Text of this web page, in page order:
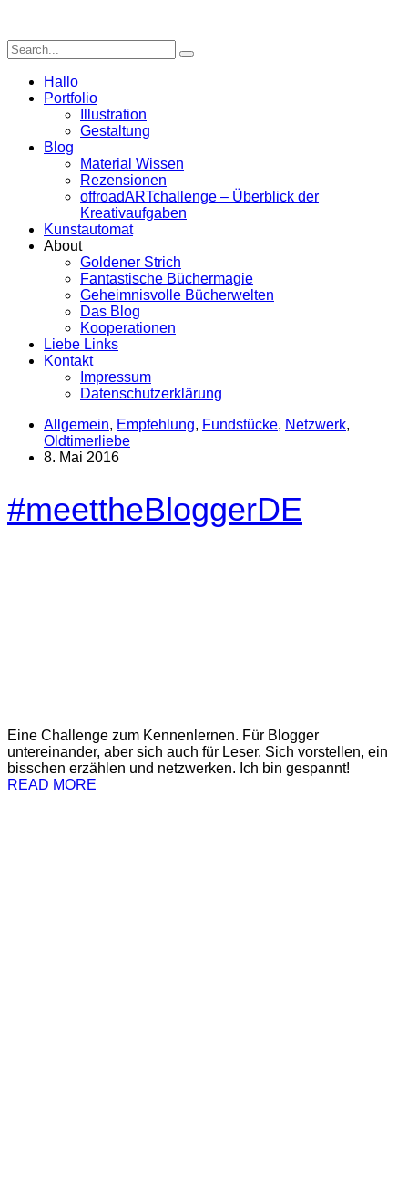
Hallo
Portfolio
Illustration
Gestaltung
Blog
Material Wissen
Rezensionen
offroadARTchallenge – Überblick der
Kreativaufgaben
Kunstautomat
About
Goldener Strich
Fantastische Büchermagie
Geheimnisvolle Bücherwelten
Das Blog
Kooperationen
Liebe Links
Kontakt
Impressum
Datenschutzerklärung
Allgemein, Empfehlung, Fundstücke, Netzwerk,
Oldtimerliebe
8. Mai 2016
#meettheBloggerDE
Eine Challenge zum Kennenlernen. Für Blogger
untereinander, aber sich auch für Leser. Sich vorstellen, ein
bisschen erzählen und netzwerken. Ich bin gespannt!
READ MORE